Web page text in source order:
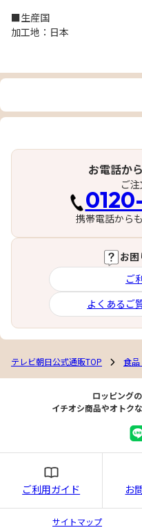
■生産国
加工地：日本
お電話か
ご
携帯電話から
お
ご
よくあるご
テレビ朝日公式通販TOP 食品
ロッピング
イチオシ商品やオトク
ご利用ガイド お
サイトマップ